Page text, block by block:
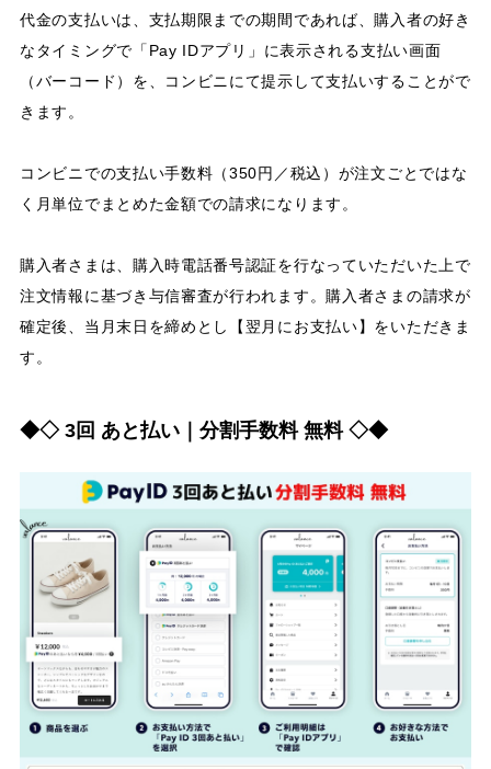
代金の支払いは、支払期限までの期間であれば、購入者の好き
なタイミングで「Pay IDアプリ」に表示される支払い画面
（バーコード）を、コンビニにて提示して支払いすることがで
きます。
コンビニでの支払い手数料（350円／税込）が注文ごとではな
く月単位でまとめた金額での請求になります。
購入者さまは、購入時電話番号認証を行なっていただいた上で
注文情報に基づき与信審査が行われます。購入者さまの請求が
確定後、当月末日を締めとし【翌月にお支払い】をいただきま
す。
◆◇ 3回 あと払い｜分割手数料 無料 ◇◆